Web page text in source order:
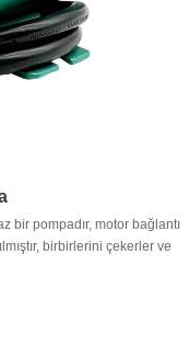
bir pompadır, motor bağlantı
birbirlerini çekerler ve
çekim yoluyla dönmesi için